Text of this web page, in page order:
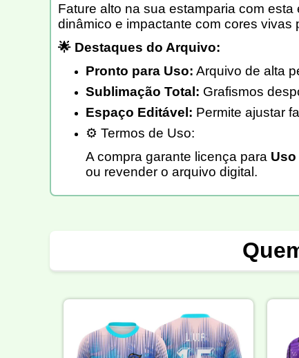
Fature alto na sua estamparia com esta
dinâmico e impactante com cores
🌟 Destaques do Arquivo:
Pronto para Uso: Arquivo de alta
Sublimação Total: Grafismos
Espaço Editável: Permite ajustar
⚙️ Termos de Uso:
A compra garante licença para
ou revender o arquivo digital.